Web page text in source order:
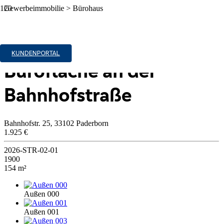
KUNDENPORTAL
Gewerbeimmobilie > Bürohaus
Tolle, durchrenovierte
Bürofläche an der
Bahnhofstraße
Bahnhofstr. 25, 33102 Paderborn
1.925 €
2026-STR-02-01
1900
154 m²
Außen 000
Außen 001